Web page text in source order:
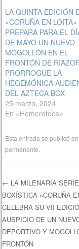
LA QUINTA EDICIÓN
«CORUÑA EN LOITA»
PREPARA PARA EL
DE MAYO UN NUEVO
MOGOLLÓN EN EL
FRONTÓN DE
PRORROGUE LA
HEGEMÓNICA
DEL AZTECA BOX
25 marzo, 2024
En «Hemeroteca»
Esta entrada se publicó
permanente
← LA MILENARIA SERIE
BOXÍSTICA «CORUÑA
CELEBRA SU VII
AUSPICIO DE UN
DEPORTIVO Y
FRONTÓN